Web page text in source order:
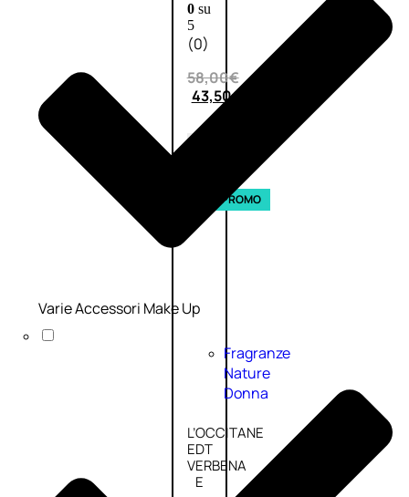
0su
5
(0)
58,00€
43,50€
PROMO
Fragranze
Nature
Donna
L’OCCITANE
EDT
VERBENA
E
Varie Accessori Make Up